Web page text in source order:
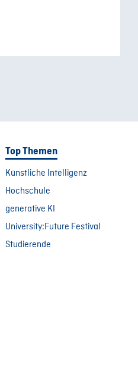
Top Themen
Künstliche Intelligenz
Hochschule
generative KI
University:Future Festival
Studierende